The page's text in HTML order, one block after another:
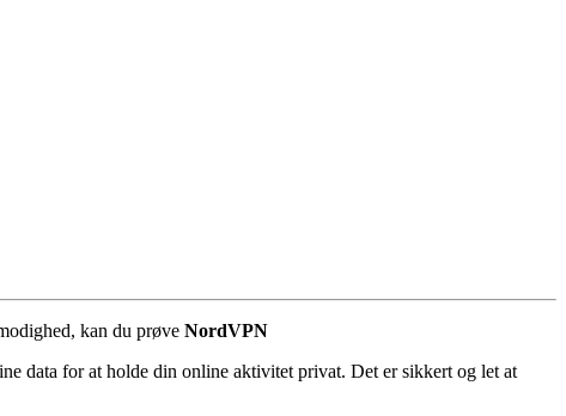
kan du prøve NordVPN
data for at holde din online aktivitet privat. Det er sikkert og let at